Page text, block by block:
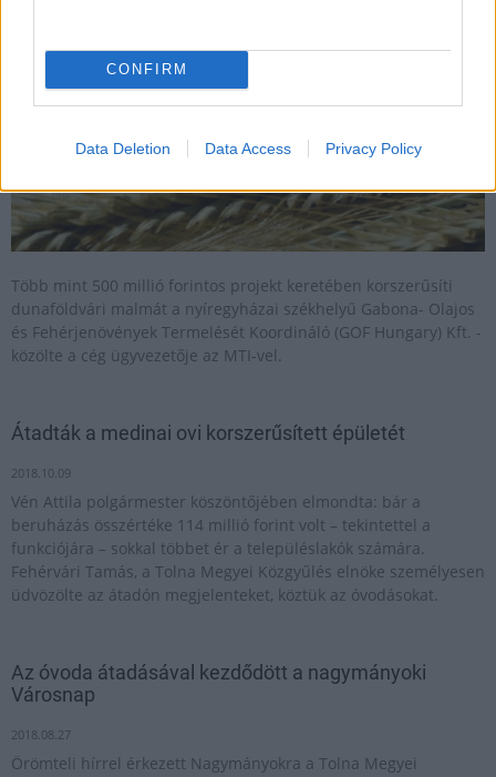
CONFIRM
Data Deletion Data Access Privacy Policy
Több mint 500 millió forintos projekt keretében korszerűsíti
dunaföldvári malmát a nyíregyházai székhelyű Gabona- Olajos
és Fehérjenövények Termelését Koordináló (GOF Hungary) Kft. -
közölte a cég ügyvezetője az MTI-vel.
Átadták a medinai ovi korszerűsített épületét
2018.10.09
Vén Attila polgármester köszöntőjében elmondta: bár a
beruházás összértéke 114 millió forint volt – tekintettel a
funkciójára – sokkal többet ér a településlakók számára.
Fehérvári Tamás, a Tolna Megyei Közgyűlés elnöke személyesen
üdvözölte az átadón megjelenteket, köztük az óvodásokat.
Az óvoda átadásával kezdődött a nagymányoki
Városnap
2018.08.27
Örömteli hírrel érkezett Nagymányokra a Tolna Megyei